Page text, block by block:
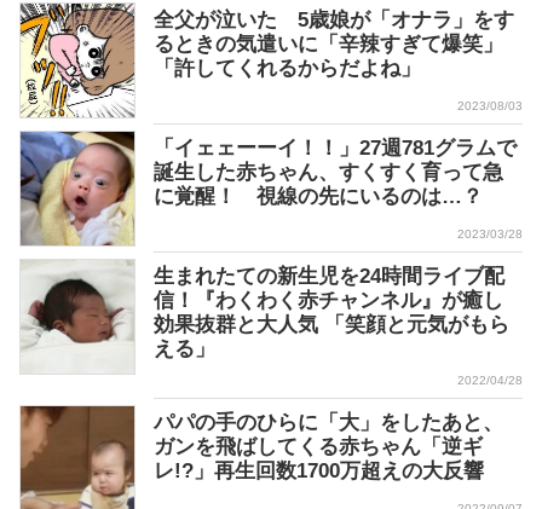
全父が泣いた 5歳娘が「オナラ」をす
るときの気遣いに「辛辣すぎて爆笑」
「許してくれるからだよね」
2023/08/03
「イェェーーイ！！」27週781グラムで
誕生した赤ちゃん、すくすく育って急
に覚醒！ 視線の先にいるのは…？
2023/03/28
生まれたての新生児を24時間ライブ配
信！『わくわく赤チャンネル』が癒し
効果抜群と大人気 「笑顔と元気がもら
える」
2022/04/28
パパの手のひらに「大」をしたあと、
ガンを飛ばしてくる赤ちゃん「逆ギ
レ!?」再生回数1700万超えの大反響